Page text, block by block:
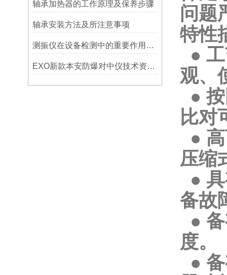
轴承加热器的工作原理及保养步骤
轴承安装方法及所注意事项
测振仪在设备检测中的重要作用之简析
EXO新款本安防爆对中仪技术资料简介——宁波利德仪器
问题
特性
●
观、
●
比对
●
压缩
●
备故
●
度。
●